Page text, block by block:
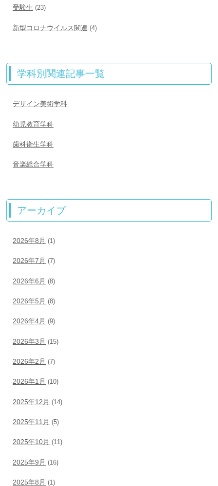
受験生 (23)
新型コロナウイルス関連 (4)
学科別関連記事一覧
デザイン美術学科
幼児教育学科
歯科衛生学科
音楽総合学科
アーカイブ
2026年8月 (1)
2026年7月 (7)
2026年6月 (8)
2026年5月 (8)
2026年4月 (9)
2026年3月 (15)
2026年2月 (7)
2026年1月 (10)
2025年12月 (14)
2025年11月 (5)
2025年10月 (11)
2025年9月 (16)
2025年8月 (1)